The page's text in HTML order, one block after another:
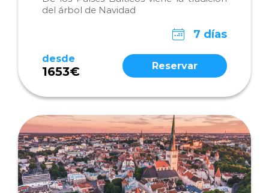
del árbol de Navidad
7 días
desde
1653€ Reservar